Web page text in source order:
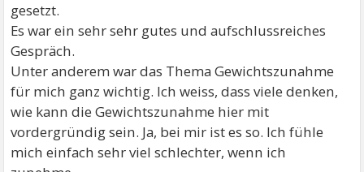
gesetzt.
Es war ein sehr sehr gutes und aufschlussreiches
Gespräch.
Unter anderem war das Thema Gewichtszunahme
für mich ganz wichtig. Ich weiss, dass viele denken,
wie kann die Gewichtszunahme hier mit
vordergründig sein. Ja, bei mir ist es so. Ich fühle
mich einfach sehr viel schlechter, wenn ich